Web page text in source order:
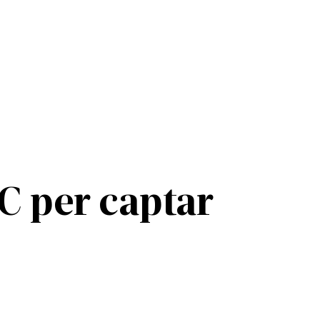
per captar